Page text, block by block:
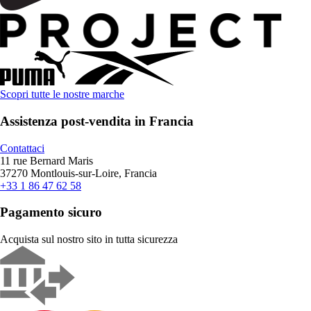
Scopri tutte le nostre marche
Assistenza post-vendita in Francia
Contattaci
11 rue Bernard Maris
37270 Montlouis-sur-Loire, Francia
+33 1 86 47 62 58
Pagamento sicuro
Acquista sul nostro sito in tutta sicurezza